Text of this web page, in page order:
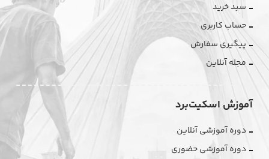
سبد خرید
حساب کاربری
پیگیری سفارش
مجله آنلاین
آموزش اسکیت‌برد
دوره آموزشی آنلاین
دوره آموزشی حضوری